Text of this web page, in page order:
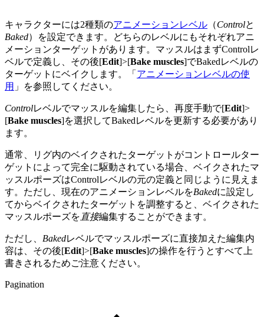
キャラクターには2種類のアニメーションレベル （Controlと
Baked）を設定できます。どちらのレベルにもそれぞれアニ
メーションターゲットがあります。マッスルはまずControlレ
ベルで定義し、その後[Edit]>[Bake muscles]でBakedレベルの
ターゲットにベイクします。「 アニメーションレベルの使
用 」を参照してください。
Controlレベルでマッスルを編集したら、再度手動で[Edit]>
[Bake muscles]を選択してBakedレベルを更新する必要があり
ます。
通常、リグ内のベイクされたターゲットがコントロールター
ゲットによって完全に駆動されている場合、ベイクされたマ
ッスルポーズはControlレベルの元の定義と同じように見えま
す。ただし、現在のアニメーションレベルをBakedに設定し
てからベイクされたターゲットを調整すると、ベイクされた
マッスルポーズを 直接編集することができます。
ただし、 Bakedレベルでマッスルポーズに直接加えた編集内
容は、その後[Edit]>[Bake muscles]の操作を行うとすべて上
書きされるためご注意ください。
Pagination